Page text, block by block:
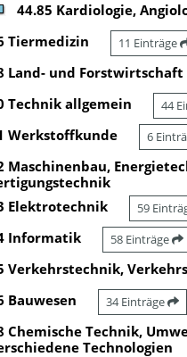
44.85 Kardiologie,
Tiermedizin 11 Einträge
Land- und Forstwirtschaft
Technik allgemein 44
Werkstoffkunde 6
Maschinenbau,
Elektrotechnik 59
Informatik 58 Einträge
Verkehrstechnik,
Bauwesen 34 Einträge
Chemische Technik,
Technologien